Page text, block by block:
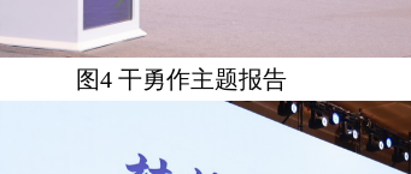
图4 干勇作主题报告